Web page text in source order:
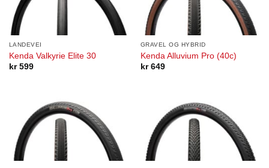
LANDEVEI
Kenda Valkyrie Elite 30
kr599
GRAVEL OG HYBRID
Kenda Alluvium Pro (40c)
kr649